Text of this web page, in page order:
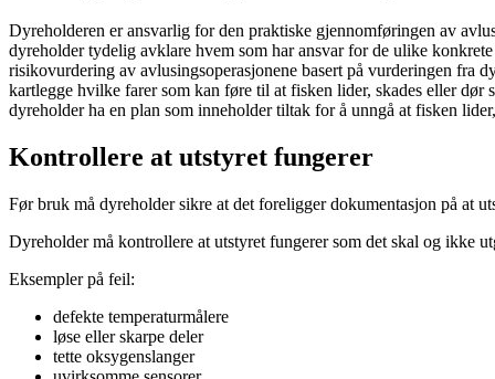
Dyreholderen er ansvarlig for den praktiske gjennomføringen av
dyreholder tydelig avklare hvem som har ansvar for de ulike
risikovurdering av avlusingsoperasjonene basert på vurderingen fra
kartlegge hvilke farer som kan føre til at fisken lider, skades eller dør
dyreholder ha en plan som inneholder tiltak for å unngå at fisken
Kontrollere at utstyret fungerer
Før bruk må dyreholder sikre at det foreligger dokumentasjon på at
Dyreholder må kontrollere at utstyret fungerer som det skal og ikke
Eksempler på feil:
defekte temperaturmålere
løse eller skarpe deler
tette oksygenslanger